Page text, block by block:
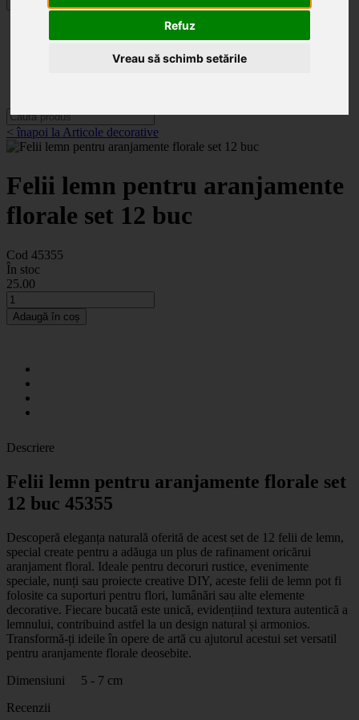
Refuz
Vreau să schimb setările
Categorii
< înapoi la Articole decorative
Felii lemn pentru aranjamente
florale set 12 buc
Cod 45355
În stoc
25.00
Adaugă în coș
Descriere
Felii lemn pentru aranjamente florale set
12 buc 45355
Descoperă eleganța naturală oferită de acest set de 12 felii de lemn,
special create pentru a adăuga un plus de rafinament oricărui
aranjament floral. Ideale pentru decoruri rustice, evenimente
speciale, nunți sau proiecte creative DIY, aceste felii de lemn pot fi
folosite ca suporturi pentru flori, lumânări sau alte elemente
decorative. Fiecare bucată este unică, evidențiind textura autentică a
lemnului, contribuind astfel la un design natural și armonios.
Transformă-ți ideile în opere de artă cu ajutorul acestui set versatil
pentru aranjamente florale deosebite.
Dimensiuni 5 - 7 cm
Recenzii